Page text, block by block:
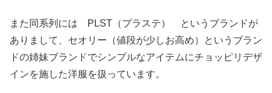
また同系列には PLST（プラステ） というブランドが
ありまして、セオリー（値段が少しお高め）というブラン
ドの姉妹ブランドでシンプルなアイテムにチョッピリデザ
インを施した洋服を扱っています。